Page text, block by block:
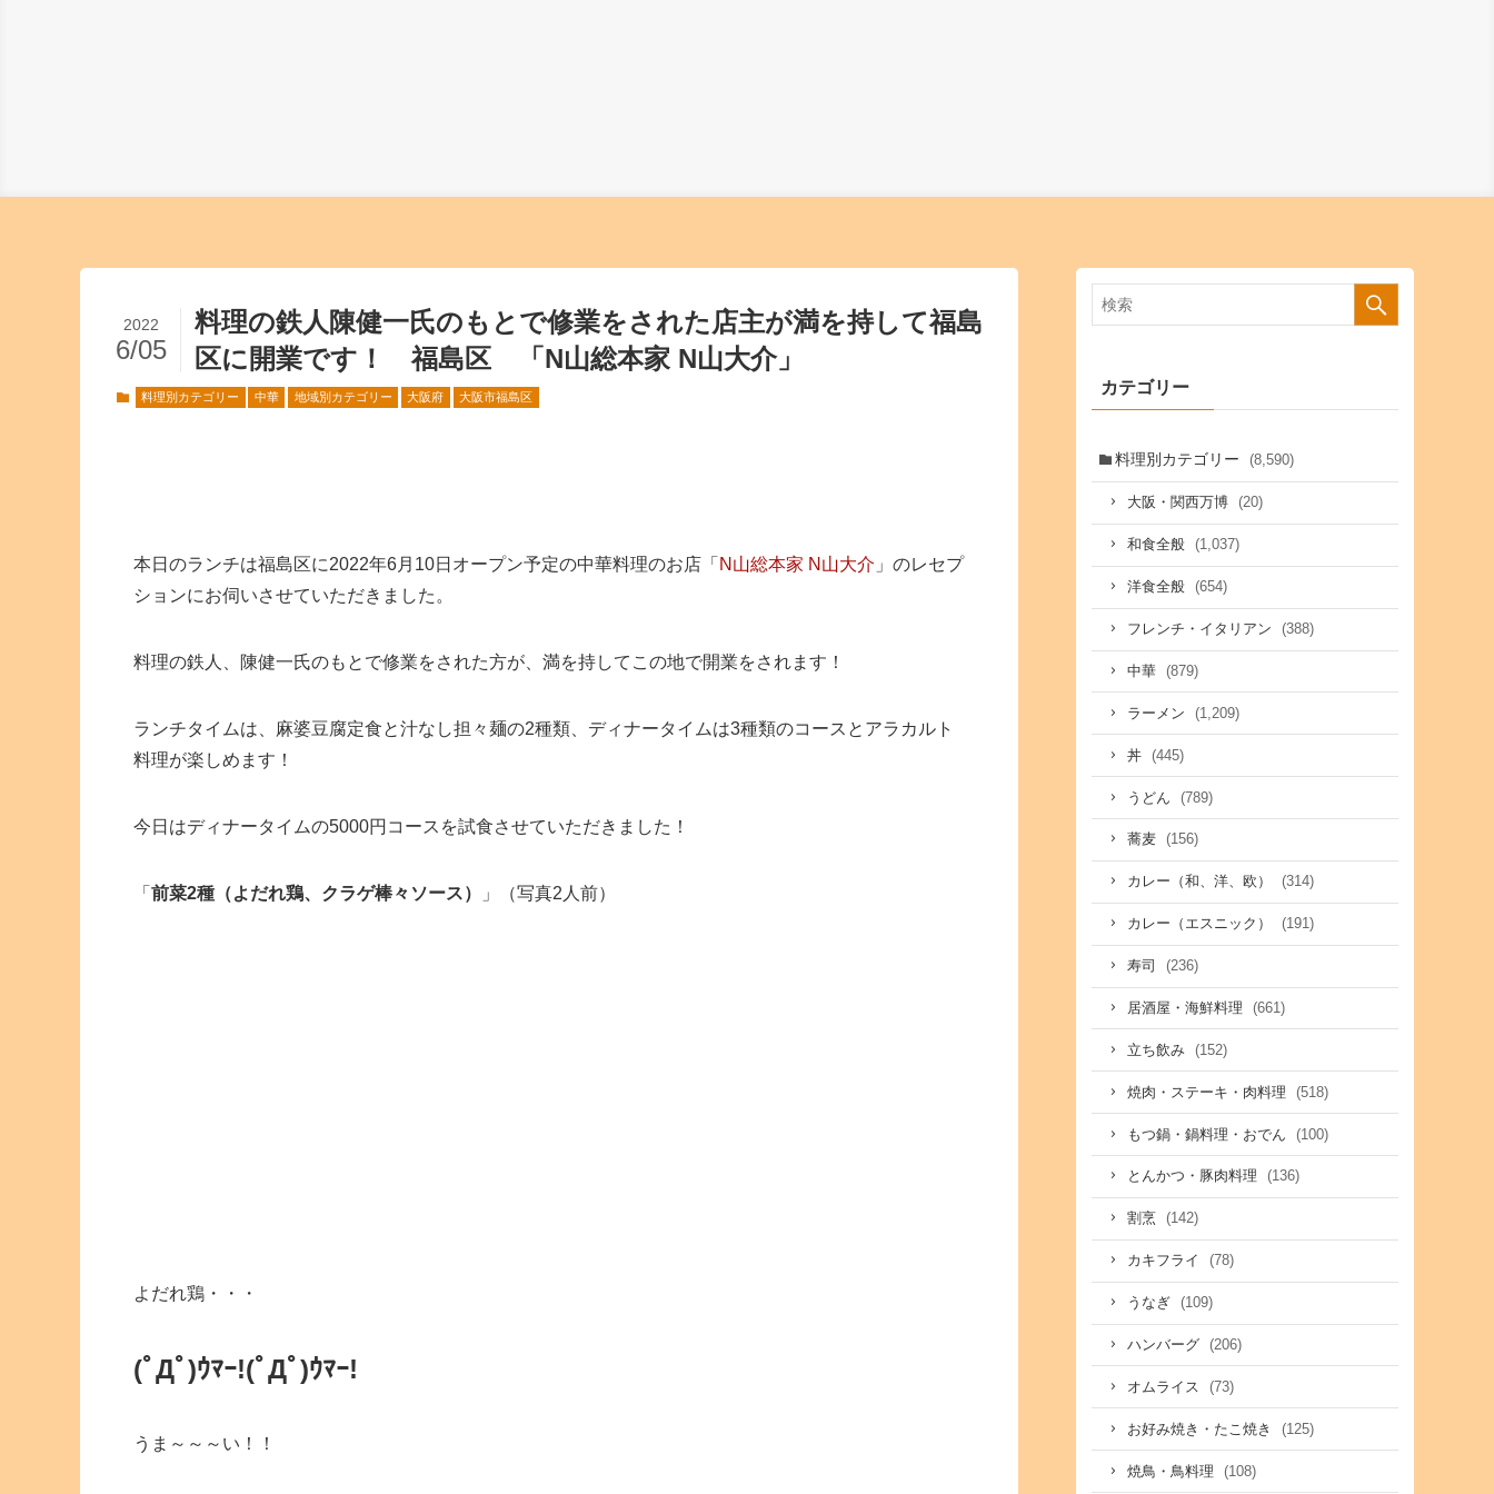
料理の鉄人陳健一氏のもとで修業をされた店主が満を持して福島
区に開業です！ 福島区 「N山総本家 N山大介」
2022
6/05
料理別カテゴリー 中華 地域別カテゴリー 大阪府 大阪市福島区
本日のランチは福島区に2022年6月10日オープン予定の中華料理のお店「 N山総本家 N山大介 」のレセプ
ションにお伺いさせていただきました。
料理の鉄人、陳健一氏のもとで修業をされた方が、満を持してこの地で開業をされます！
ランチタイムは、麻婆豆腐定食と汁なし担々麺の2種類、ディナータイムは3種類のコースとアラカルト
料理が楽しめます！
今日はディナータイムの5000円コースを試食させていただきました！
「 前菜2種（よだれ鶏、クラゲ棒々ソース） 」（写真2人前）
よだれ鶏・・・
(ﾟДﾟ)ｳﾏｰ!(ﾟДﾟ)ｳﾏｰ!
うま～～～い！！
カテゴリー
料理別カテゴリー (8,590)
大阪・関西万博 (20)
和食全般 (1,037)
洋食全般 (654)
フレンチ・イタリアン (388)
中華 (879)
ラーメン (1,209)
丼 (445)
うどん (789)
蕎麦 (156)
カレー（和、洋、欧） (314)
カレー（エスニック） (191)
寿司 (236)
居酒屋・海鮮料理 (661)
立ち飲み (152)
焼肉・ステーキ・肉料理 (518)
もつ鍋・鍋料理・おでん (100)
とんかつ・豚肉料理 (136)
割烹 (142)
カキフライ (78)
うなぎ (109)
ハンバーグ (206)
オムライス (73)
お好み焼き・たこ焼き (125)
焼鳥・鳥料理 (108)